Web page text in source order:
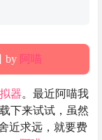
by 阿喵
器。最近阿喵我
下来试试，虽然
近求远，就要费